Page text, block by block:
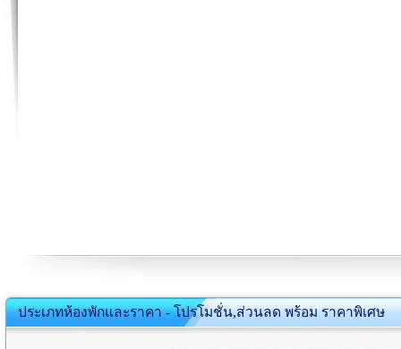
ประเภทห้องพักและราคา - โปรโมชั่น,ส่วนลด พร้อม ราคาพิเศษ